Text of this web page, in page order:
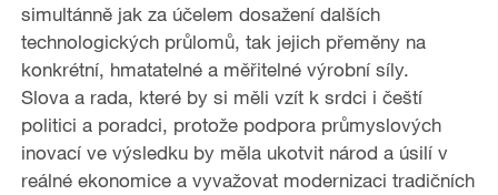
simultánně jak za účelem dosažení dalších
technologických průlomů, tak jejich přeměny na
konkrétní, hmatatelné a měřitelné výrobní síly.
Slova a rada, které by si měli vzít k srdci i čeští
politici a poradci, protože podpora průmyslových
inovací ve výsledku by měla ukotvit národ a úsilí v
reálné ekonomice a vyvažovat modernizaci tradičních